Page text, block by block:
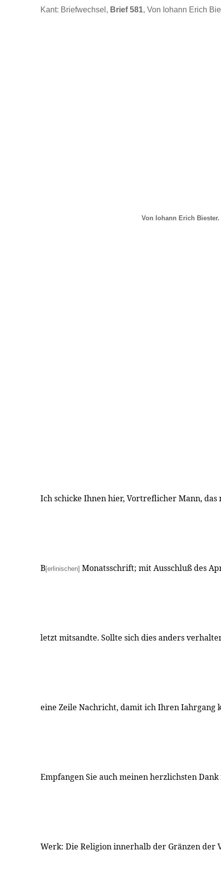
Kant: Briefwechsel, Brief 581, Von Iohann Erich
Von Iohann Erich Biester.
Ich schicke Ihnen hier, Vortreflicher Mann, das
B[erlinischen] Monatsschrift; mit Ausschluß des
letzt mitsandte. Sollte sich dies anders
eine Zeile Nachricht, damit ich Ihren Iahrgang
Empfangen Sie auch meinen herzlichsten
Werk: Die Religion innerhalb der Gränzen der